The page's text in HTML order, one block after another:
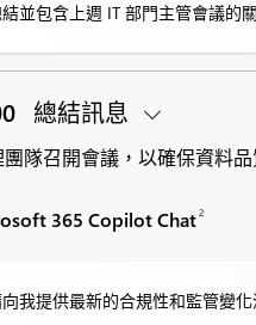
並包含上週 IT 部門主管會議的
總結訊息
隊召開會議，以確保資料
365 Copilot Chat2
我提供最新的合規性和監管變化